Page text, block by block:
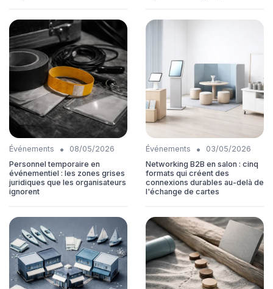
Événements •
08/05/2026
Personnel temporaire en
événementiel : les zones grises
juridiques que les organisateurs
ignorent
Événements •
03/05/2026
Networking B2B en salon : cinq
formats qui créent des
connexions durables au-delà de
l'échange de cartes